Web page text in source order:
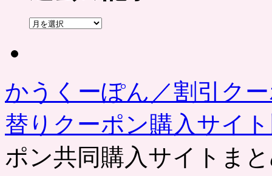
過
かうくーぽん／割引ク
替りクーポン購入サイ
ポン共同購入サイトま